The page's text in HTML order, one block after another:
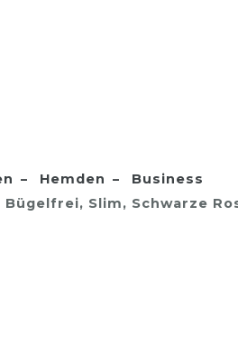
Hemden
Business
Slim, Schwarze